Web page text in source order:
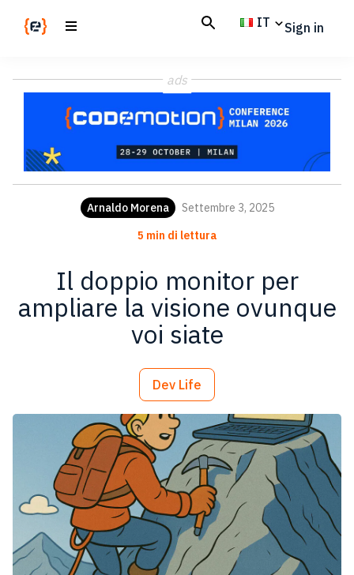
Magazine
code
IT Sign in
ads
Arnaldo Morena
Settembre 3, 2025
5 min di lettura
Il doppio monitor per
ampliare la visione ovunque
voi siate
Dev Life